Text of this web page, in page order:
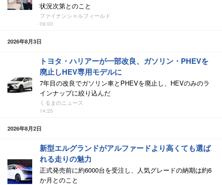
状況次第とのこと
ファイナンシャルフィールド
09:00
2026年8月3日
トヨタ・ハリアーが一部改良、ガソリン・PHEVを
廃止しHEV専用モデルに
7年目の改良でガソリン車とPHEVを廃止し、HEVのみのラ
インナップに絞り込んだ
くるまのニュース
14:25
2026年8月2日
新型エルグランドがアルファードより高くても選ば
れる走りの魅力
正式発売前に約6000台を受注し、人気グレードの納期は約6
か月とのこと